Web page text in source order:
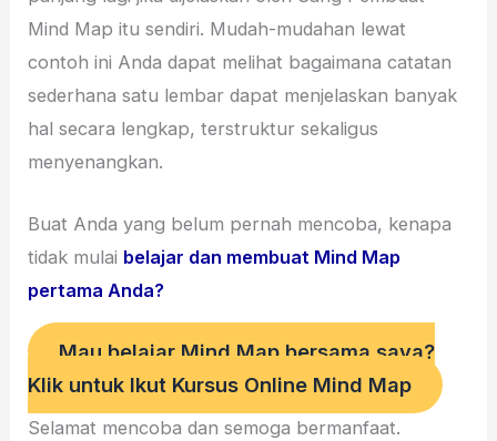
Mind Map itu sendiri. Mudah-mudahan lewat
contoh ini Anda dapat melihat bagaimana catatan
sederhana satu lembar dapat menjelaskan banyak
hal secara lengkap, terstruktur sekaligus
menyenangkan.
Buat Anda yang belum pernah mencoba, kenapa
tidak mulai belajar dan membuat Mind Map
pertama Anda?
Mau belajar Mind Map bersama saya?
Klik untuk Ikut Kursus Online Mind Map
Selamat mencoba dan semoga bermanfaat.